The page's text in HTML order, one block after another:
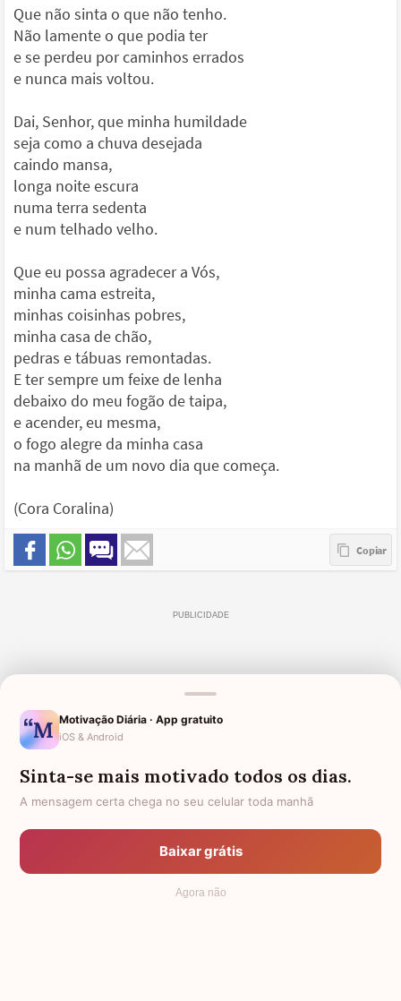
Que não sinta o que não tenho.
Não lamente o que podia ter
e se perdeu por caminhos errados
e nunca mais voltou.
Dai, Senhor, que minha humildade
seja como a chuva desejada
caindo mansa,
longa noite escura
numa terra sedenta
e num telhado velho.
Que eu possa agradecer a Vós,
minha cama estreita,
minhas coisinhas pobres,
minha casa de chão,
pedras e tábuas remontadas.
E ter sempre um feixe de lenha
debaixo do meu fogão de taipa,
e acender, eu mesma,
o fogo alegre da minha casa
na manhã de um novo dia que começa.
(Cora Coralina)
Motivação Diária · App gratuito
iOS & Android
Sinta-se mais motivado todos os dias.
A mensagem certa chega no seu celular toda manhã
Baixar grátis
Agora não